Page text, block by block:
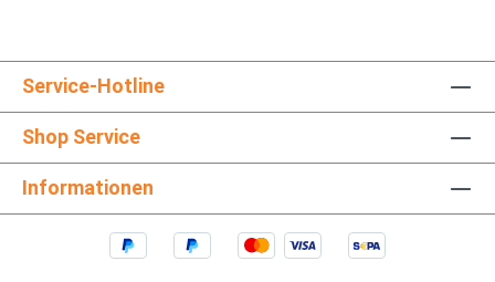
Service-Hotline
Shop Service
Informationen